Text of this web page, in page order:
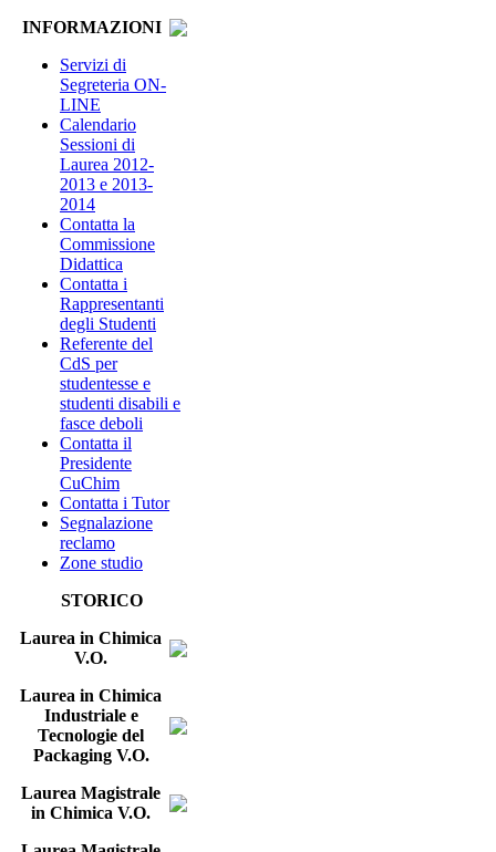
INFORMAZIONI
Servizi di
Segreteria ON-
LINE
Calendario
Sessioni di
Laurea 2012-
2013 e 2013-
2014
Contatta la
Commissione
Didattica
Contatta i
Rappresentanti
degli Studenti
Referente del
CdS per
studentesse e
studenti disabili e
fasce deboli
Contatta il
Presidente
CuChim
Contatta i Tutor
Segnalazione
reclamo
Zone studio
STORICO
Laurea in Chimica
V.O.
Laurea in Chimica
Industriale e
Tecnologie del
Packaging V.O.
Laurea Magistrale
in Chimica V.O.